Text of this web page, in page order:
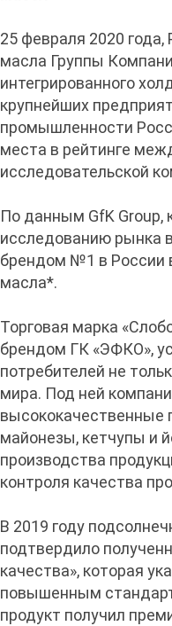
25 февраля 2020
масла Группы
интегрированного
крупнейших
промышленности
места в рейтинге
исследовательской
По данным GfK Group,
исследованию рынка
брендом №1 в России
масла*.
Торговая марка
брендом ГК «ЭФКО»,
потребителей не
мира. Под ней
высококачественные
майонезы, кетчупы и
производства
контроля качества
В 2019 году
подтвердило
качества», которая
повышенным
продукт получил